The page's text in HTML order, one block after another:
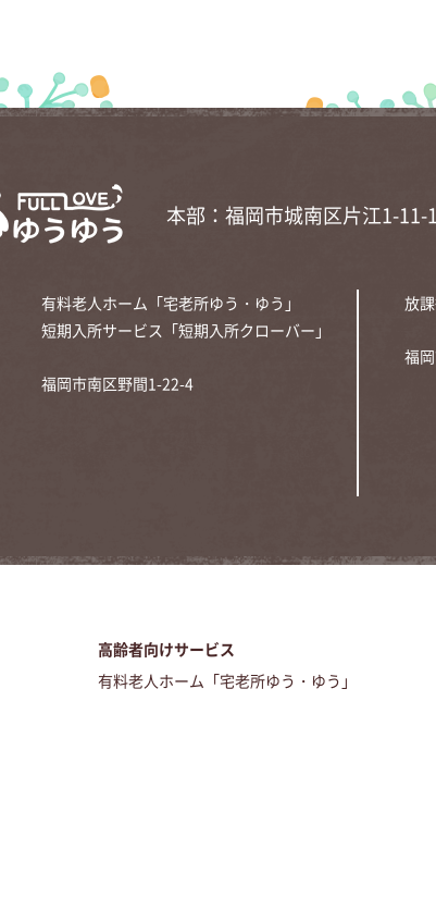
本部：福岡市城南区片江1-11-1
有料老人ホーム「宅老所ゆう・ゆう」
短期入所サービス「短期入所クローバー」
福岡市南区野間1-22-4
放
福
高齢者向けサービス
有料老人ホーム「宅老所ゆう・ゆう」